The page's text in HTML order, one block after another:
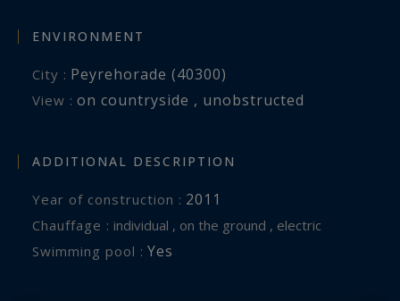
ENVIRONMENT
City : Peyrehorade (40300)
View : on countryside , unobstructed
ADDITIONAL DESCRIPTION
Year of construction : 2011
Chauffage : individual , on the ground , electric
Swimming pool : Yes